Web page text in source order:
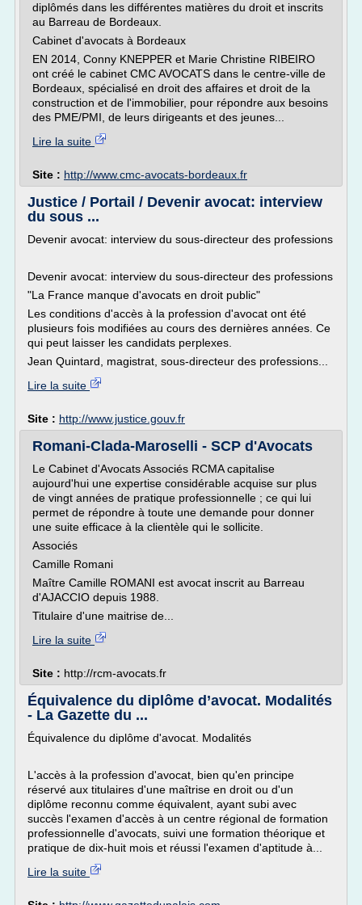
diplômés dans les différentes matières du droit et inscrits
au Barreau de Bordeaux.
Cabinet d'avocats à Bordeaux
EN 2014, Conny KNEPPER et Marie Christine RIBEIRO
ont créé le cabinet CMC AVOCATS dans le centre-ville de
Bordeaux, spécialisé en droit des affaires et droit de la
construction et de l'immobilier, pour répondre aux besoins
des PME/PMI, de leurs dirigeants et des jeunes...
Lire la suite
Site : http://www.cmc-avocats-bordeaux.fr
Justice / Portail / Devenir avocat: interview
du sous ...
Devenir avocat: interview du sous-directeur des professions
Devenir avocat: interview du sous-directeur des professions
"La France manque d'avocats en droit public"
Les conditions d'accès à la profession d'avocat ont été
plusieurs fois modifiées au cours des dernières années. Ce
qui peut laisser les candidats perplexes.
Jean Quintard, magistrat, sous-directeur des professions...
Lire la suite
Site : http://www.justice.gouv.fr
Romani-Clada-Maroselli - SCP d'Avocats
Le Cabinet d'Avocats Associés RCMA capitalise
aujourd'hui une expertise considérable acquise sur plus
de vingt années de pratique professionnelle ; ce qui lui
permet de répondre à toute une demande pour donner
une suite efficace à la clientèle qui le sollicite.
Associés
Camille Romani
Maître Camille ROMANI est avocat inscrit au Barreau
d'AJACCIO depuis 1988.
Titulaire d'une maitrise de...
Lire la suite
Site : http://rcm-avocats.fr
Équivalence du diplôme d’avocat. Modalités
- La Gazette du ...
Équivalence du diplôme d'avocat. Modalités
L'accès à la profession d'avocat, bien qu'en principe
réservé aux titulaires d'une maîtrise en droit ou d'un
diplôme reconnu comme équivalent, ayant subi avec
succès l'examen d'accès à un centre régional de formation
professionnelle d'avocats, suivi une formation théorique et
pratique de dix-huit mois et réussi l'examen d'aptitude à...
Lire la suite